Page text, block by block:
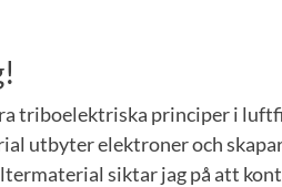
triboelektriska principer i
utbyter elektroner och
siktar jag på att